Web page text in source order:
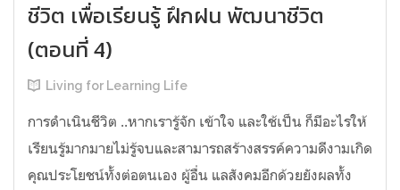
ชีวิต เพื่อเรียนรู้ ฝึกฝน พัฒนาชีวิต
(ตอนที่ 4)
Living for Learning Life
การดำเนินชีวิต​ ..หากเรารู้จัก​ เข้าใจ​ และใช้เป็น ก็มีอะไรให้
เรียนรู้มากมายไม่รู้จบ​และสามารถสร้างสรรค์ความดีงามเกิด
คุณประโยชน์ทั้งต่อตนเอง​ ผู้อื่น​ แลสังคมอีกด้วยยังผลทั้ง